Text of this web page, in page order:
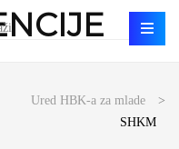
Ured HBK-a za mlade
>
SHKM